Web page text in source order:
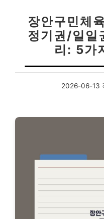
장안구민체
정기권/일일
리: 5가
2026-06-13